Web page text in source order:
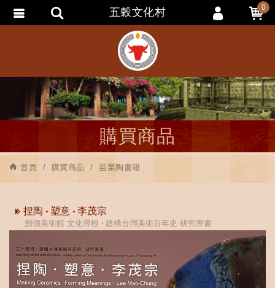
購買商品
首頁 購買商品 苗栗陶書籍
捏陶 ‧ 塑意 ‧ 李茂宗
創價美術館 文化尋根 ‧ 建構台灣美術百年史 研究專書
五穀文化村 0
會員登入
會員註冊
忘記密碼
訂單查詢
追蹤清單
匯款通知